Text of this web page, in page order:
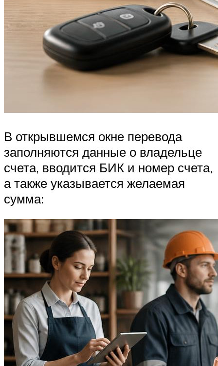
В открывшемся окне перевода
заполняются данные о владельце
счета, вводится БИК и номер счета,
а также указывается желаемая
сумма: